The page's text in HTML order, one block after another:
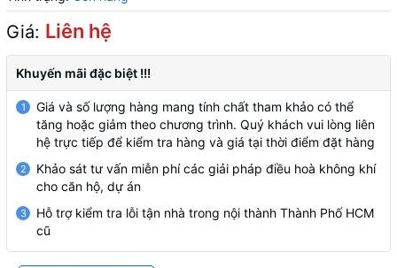
Giá: Liên hệ
Khuyến mãi đặc biệt !!!
1
Giá và số lượng hàng mang tính chất tham khảo có thể
tăng hoặc giảm theo chương trình. Quý khách vui lòng liên
hệ trực tiếp để kiểm tra hàng và giá tại thời điểm đặt hàng
2
Khảo sát tư vấn miễn phí các giải pháp điều hoà không khí
cho căn hộ, dự án
3
Hỗ trợ kiểm tra lỗi tận nhà trong nội thành Thành Phố HCM
cũ